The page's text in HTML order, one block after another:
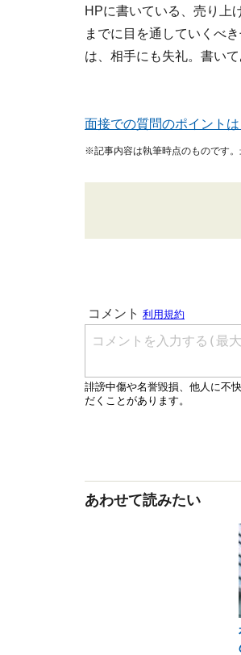
HPに書いている、売り上
までに目を通していくべ
は、相手にも失礼。書い
面接での質問のポイント
※記事内容は執筆時点のものです。
あわせて読みたい